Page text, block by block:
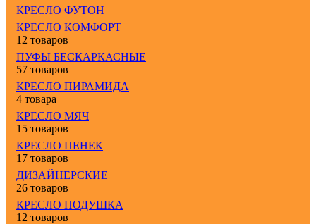
КРЕСЛО ФУТОН
КРЕСЛО КОМФОРТ
12 товаров
ПУФЫ БЕСКАРКАСНЫЕ
57 товаров
КРЕСЛО ПИРАМИДА
4 товара
КРЕСЛО МЯЧ
15 товаров
КРЕСЛО ПЕНЕК
17 товаров
ДИЗАЙНЕРСКИЕ
26 товаров
КРЕСЛО ПОДУШКА
12 товаров